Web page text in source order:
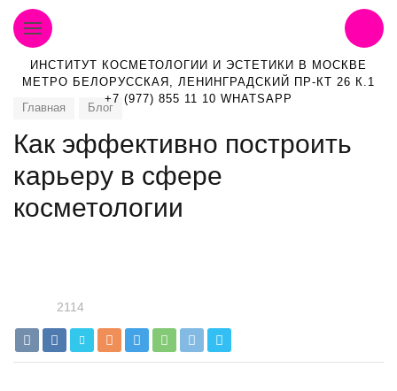
ИНСТИТУТ КОСМЕТОЛОГИИ И ЭСТЕТИКИ В МОСКВЕ
МЕТРО БЕЛОРУССКАЯ, ЛЕНИНГРАДСКИЙ ПР-КТ 26 К.1
+7 (977) 855 11 10 WHATSAPP
Главная Блог
Как эффективно построить
карьеру в сфере
косметологии
2114